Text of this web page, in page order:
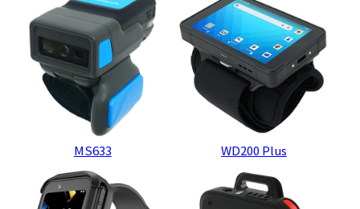
MS633 WD200 Plus